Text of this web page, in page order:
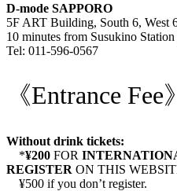
D-mode SAPPORO
5F ART Building, South 6, West
10 minutes from Susukino
Tel: 011-596-0567
《Entrance Fee》
Without drink tickets:
*¥200 FOR
REGISTER ON THIS
¥500 if you don’t register.